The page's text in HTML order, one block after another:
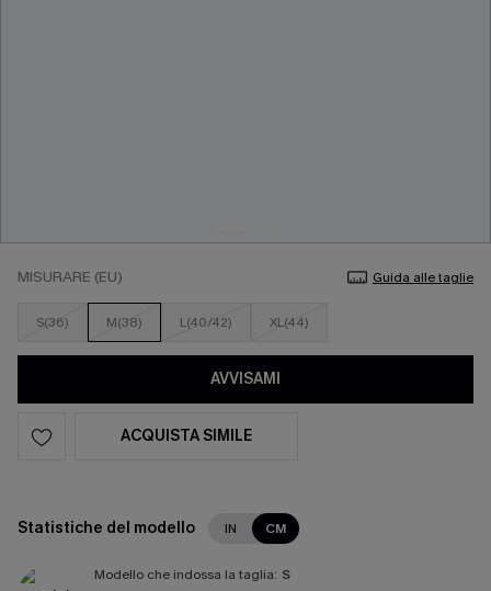
MISURARE (EU) Guida alle taglie
S(36) M(38) L(40/42) XL(44)
AVVISAMI
ACQUISTA SIMILE
Statistiche del modello IN CM
Modello che indossa la taglia: S